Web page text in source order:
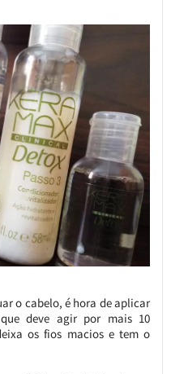
o cabelo, é hora de aplicar
deve agir por mais 10
os fios macios e tem o